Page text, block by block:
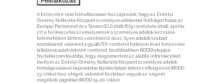
A hírlevélre való feliratkozással hozzájárulok, hogy az Erdélyi
Örmény Kulturális Központ személyes adataimat feldolgozhassa az
Európai Parlament és a Tanács (EU) 2016/679 rendelete (2016. április
27.) a természetes személyeknek a személyes adatok kezelése
tekintetében történő védelméről és az ilyen adatok szabad
áramlásáról, valamint a 95/46/EK rendelet hatályon kívül helyezése
(általános adatvédelmi rendelet, továbbiakban RODO) alapján.
Nyilatkozom továbbá, hogy megismertem az alábbi információkat,
mellyel az Erdélyi Örmény Kulturális Központ személyes adatok
feldolgozásával kapcsolatos tájékoztatási kötelezettségének (RODO
13. cikke) tesz eleget, valamint tisztában vagyok az engem
megillető jogokkal (RODO 15-20. cikke).